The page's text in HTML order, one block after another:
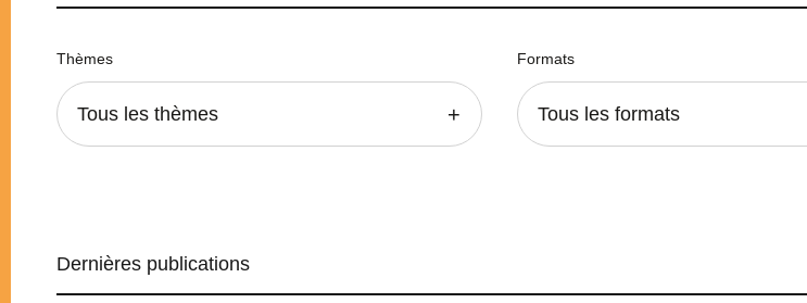
Thèmes
Tous les thèmes
Formats
Tous les formats
Dernières publications